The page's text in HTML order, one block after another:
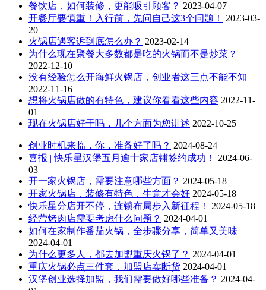
餐饮店，如何装修，更能吸引顾客？ 2023-04-07
开餐厅要慎重！入行前，先问自己这3个问题！
2023-03-
20
火锅店遇客诉到底怎么办？ 2023-02-14
为什么现在聚餐大多数都是吃的火锅而不是炒菜？
2022-12-10
没有经验怎么开海鲜火锅店，创业者这三点不能不知
2022-11-16
想将火锅店做的有特色，建议你看看这些内容 2022-11-
01
现在火锅店好干吗，几个方面为您讲述 2022-10-25
创业时机来临，你，准备好了吗？ 2024-08-24
喜报 | 快乐星汉堡五月逾十家店铺签约成功！
2024-06-
03
开一家火锅店，需要注意哪些方面？ 2024-05-18
开家火锅店，装修有特色，生意才会好 2024-05-18
快乐星分店开不停，连锁布局步入新征程！
2024-05-18
经营烤肉店需要考虑什么问题？ 2024-04-01
如何在家制作番茄火锅，全步骤分享，简单又美味
2024-04-01
为什么更多人，都去加盟重庆火锅了？ 2024-04-01
重庆火锅必点三件套，加盟店卖断货 2024-04-01
汉堡创业选择加盟，我们需要做好哪些准备？ 2024-04-